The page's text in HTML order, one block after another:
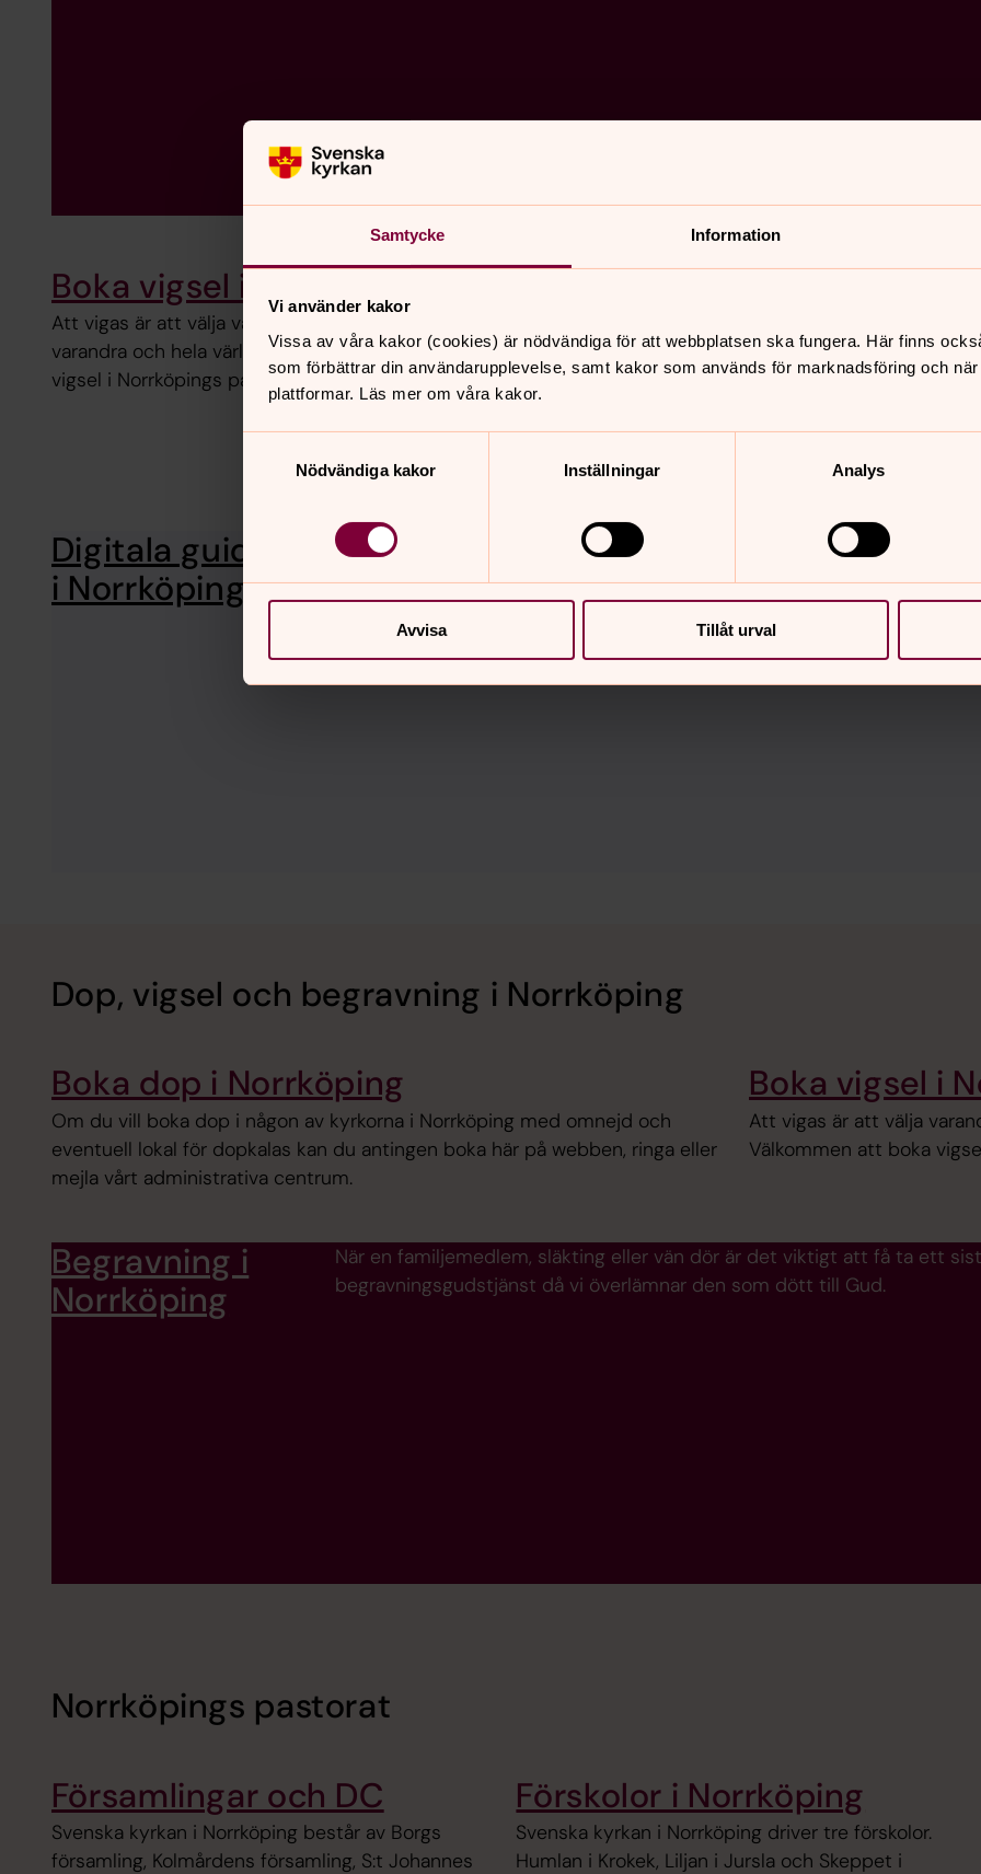
Samtycke Information
Vi använder kakor
Vissa av våra kakor (cookies) är nödvändiga för att webbplatsen ska fungera. Här finns
som förbättrar din användarupplevelse, samt kakor som används för marknadsföring och
plattformar. Läs mer om våra kakor.
Nödvändiga kakor
Inställningar Analys
Avvisa Tillåt urval
Boka vigsel i Norrköping
Att vigas är att välja varandra, inför oss själva,
varandra och hela världen. Välkommen att boka
vigsel i Norrköpings pastorat.
pastorat
Vill du skapa goda mötesplatser och göra skillnad
i människors tro och liv? Välkommen till oss i
Digitala guider
i Norrköping
Nu har Norrköpings pastorat tagit fram digitala vandringar där du som vill
kyrkogårdar och begravningsplatser. Guiderna går att komma åt i
Dop, vigsel och begravning i Norrköping
Boka dop i Norrköping
Om du vill boka dop i någon av kyrkorna i Norrköping med omnejd och
eventuell lokal för dopkalas kan du antingen boka här på webben, ringa eller
mejla vårt administrativa centrum.
Boka vigsel i
Att vigas är att välja
Välkommen att boka
Begravning i
Norrköping
När en familjemedlem, släkting eller vän dör är det viktigt att få ta ett
begravningsgudstjänst då vi överlämnar den som dött till Gud.
Norrköpings pastorat
Församlingar och DC
Svenska kyrkan i Norrköping består av Borgs
församling, Kolmårdens församling, S:t Johannes
Förskolor i Norrköping
Svenska kyrkan i Norrköping driver tre förskolor.
Humlan i Krokek, Liljan i Jursla och Skeppet i